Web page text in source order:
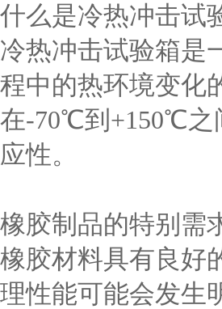
什么是冷热冲击试
冷热冲击试验箱是
程中的热环境变化
在-70℃到+150℃之
应性。
橡胶制品的特别需
橡胶材料具有良好
理性能可能会发生